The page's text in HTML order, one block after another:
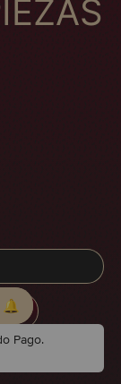
🔔
Pago.